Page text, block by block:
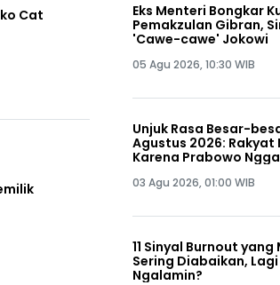
Cat
Eks Menteri Bongkar
Pemakzulan Gibran,
'Cawe-cawe' Jokowi
05 Agu 2026, 10:30 WIB
Unjuk Rasa Besar-
Agustus 2026: Rakyat
Karena Prabowo
03 Agu 2026, 01:00 WIB
11 Sinyal Burnout yang
Sering Diabaikan, Lagi
Ngalamin?